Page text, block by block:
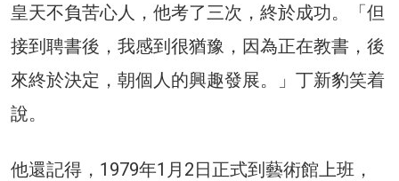
皇天不負苦心人，他考了三次，終於成功。「但
接到聘書後，我感到很猶豫，因為正在教書，後
來終於決定，朝個人的興趣發展。」丁新豹笑着
說。
他還記得，1979年1月2日正式到藝術館上班，